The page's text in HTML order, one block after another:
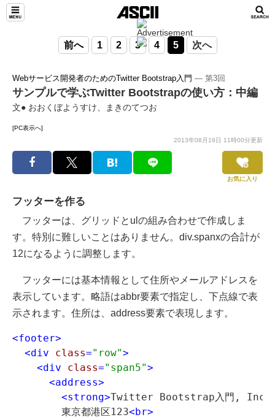
前へ 1 2 3 4 5 次へ
Webサービス開発者のためのTwitter Bootstrap入門 ― 第3回
サンプルで学ぶTwitter Bootstrapの使い方：中編
文● おおくぼようすけ、まきのてつお
[PC表示へ]
2013年08月19日 11時00分更新
お気に入り
フッターを作る
フッターは、グリッドとulの組み合わせで作成しま
す。特別に難しいことはありません。div.spanxの合計が
12になるように調整します。
フッターには基本情報として住所やメールアドレスを
表示しています。略語はabbr要素で指定し、下点線で表
示されます。住所は、address要素で表現します。
<footer>
<div class="row">
<div class="span5">
<address>
<strong>Twitter Bootstrap入門, Inc.
東京都港区123<br>